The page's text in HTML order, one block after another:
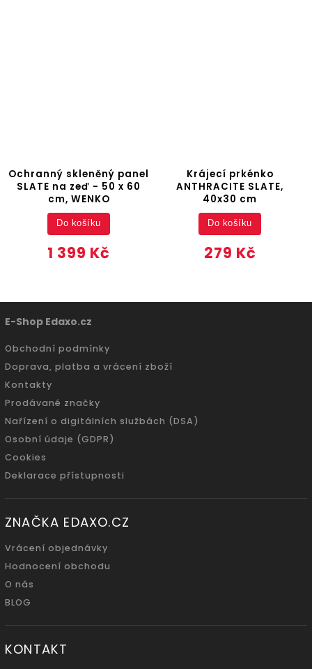
Ochranný skleněný panel
SLATE na zeď - 50 x 60
cm, WENKO
1 399 Kč
Do košíku
Krájecí prkénko
ANTHRACITE SLATE,
40x30 cm
279 Kč
Do košíku
E-Shop Edaxo.cz
Obchodní podmínky
Doprava, platba a vrácení zboží
Kontakty
Prodávané značky
Nařízení o digitálních službách (DSA)
Osobní údaje (GDPR)
Cookies
Deklarace přístupnosti
ZNAČKA EDAXO.CZ
Vrácení objednávky
Hodnocení obchodu
O nás
BLOG
KONTAKT